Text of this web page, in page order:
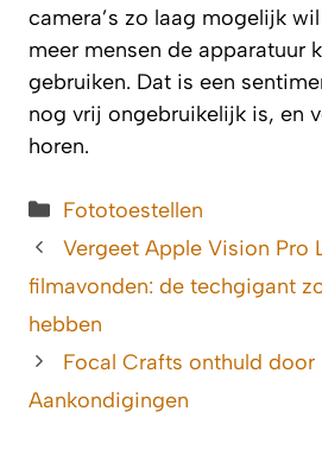
camera’s zo laag mogelijk
meer mensen de apparatuur
gebruiken. Dat is een
nog vrij ongebruikelijk is, en
horen.
Categorieën
Fototoestellen
Vergeet Apple Vision Pro
filmavonden: de techgigant
hebben
Focal Crafts onthuld door
Aankondigingen